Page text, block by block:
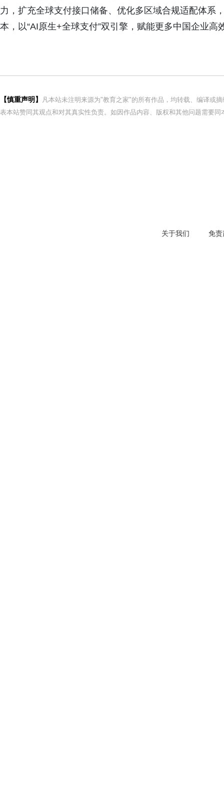
力，扩充全球支付接口储备、优化多区域合规适配体系
本，以“AI原生+全球支付”双引擎，赋能更多中国企业高
【慎重声明】
凡本站未注明来源为"教育之家"的所有作品，均转载、编译或
表本站赞同其观点和对其真实性负责。如因作品内容、版权和其他问题需要
关于我们 免责